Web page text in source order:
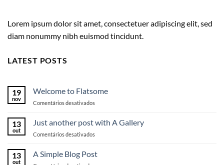
Lorem ipsum dolor sit amet, consectetuer adipiscing elit, sed
diam nonummy nibh euismod tincidunt.
LATEST POSTS
19
nov
Welcome to Flatsome
Comentários desativadosem
13
out
Just another post with A Gallery
Comentários desativadosem
another
13
out
A Simple Blog Post